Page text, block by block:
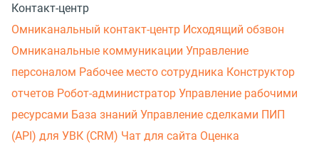
Контакт-центр
Омниканальный контакт-центр Исходящий обзвон
Омниканальные коммуникации Управление
персоналом Рабочее место сотрудника Конструктор
отчетов Робот-администратор Управление рабочими
ресурсами База знаний Управление сделками ПИП
(API) для УВК (CRM) Чат для сайта Оценка